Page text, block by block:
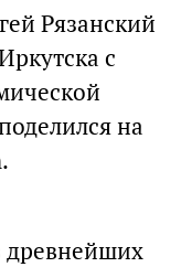
Рязанский
с
на
древнейших